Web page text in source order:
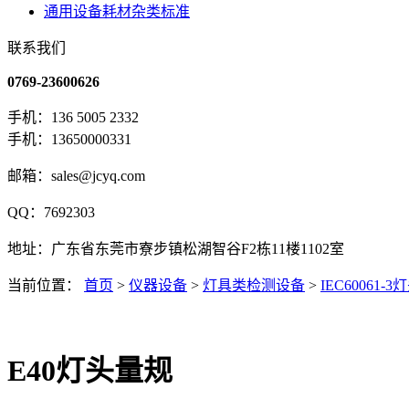
通用设备耗材杂类标准
联系我们
0769-23600626
手机：136 5005 2332
手机：13650000331
邮箱：sales@jcyq.com
QQ：7692303
地址：广东省东莞市寮步镇松湖智谷F2栋11楼1102室
当前位置： 首页 > 仪器设备 > 灯具类检测设备 > IEC60061-3
E40灯头量规